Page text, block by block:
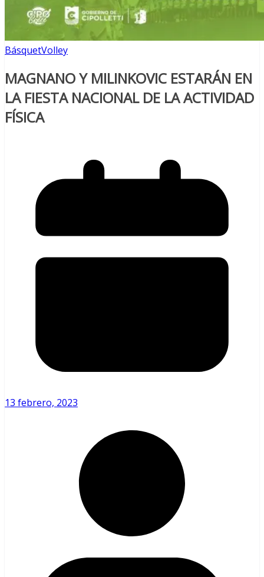
BásquetVolley
MAGNANO Y MILINKOVIC ESTARÁN EN
LA FIESTA NACIONAL DE LA ACTIVIDAD
FÍSICA
13 febrero, 2023